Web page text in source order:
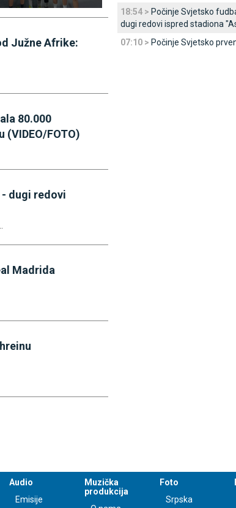
Јužne Afrike:
80.000
FOTO)
dugi redovi
Madrida
18:54 > Počinje Svjetsko
dugi redovi ispred stadiona
07:10 > Počinje Svjetsko
Audio
Emisije
Muzička
produkcija
Foto
Srpska